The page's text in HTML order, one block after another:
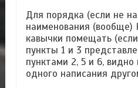
Для порядка (если не
наименования
кавычки помещать
пункты 1 и 3
пунктами 2, 5 и 6, видно
одного написания